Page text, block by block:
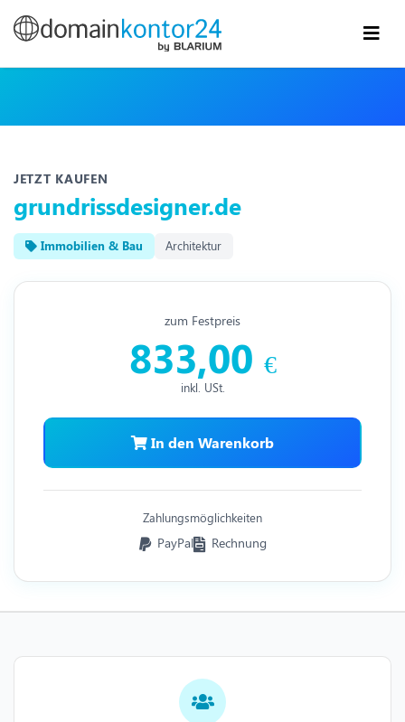
JETZT KAUFEN
grundrissdesigner.de
Immobilien & Bau Architektur
zum Festpreis
833,00 €
inkl. USt.
In den Warenkorb
Zahlungsmöglichkeiten
PayPal Rechnung